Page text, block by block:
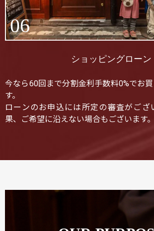
06
ショッピングローン
今なら60回まで分割金利手数料0%でお
す。
ローンのお申込には所定の審査がござ
果、ご希望に沿えない場合もございます。